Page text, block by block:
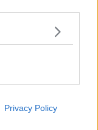
Privacy Policy